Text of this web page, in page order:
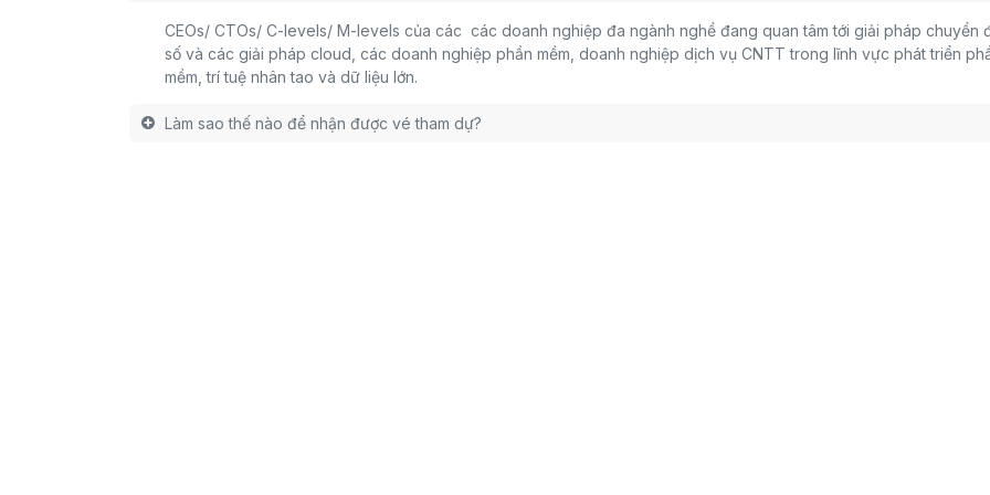
CEOs/ CTOs/ C-levels/ M-levels của các các doanh nghiệp đa ngành nghề đang quan tâm tới giải pháp chuyển
số và các giải pháp cloud, các doanh nghiệp phần mềm, doanh nghiệp dịch vụ CNTT trong lĩnh vực phát triển
mềm, trí tuệ nhân tao và dữ liệu lớn.
Làm sao thế nào để nhận được vé tham dự?